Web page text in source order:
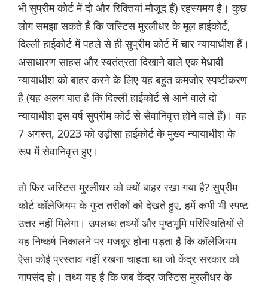
भी सुप्रीम कोर्ट में दो और रिक्तियां मौजूद हैं) रहस्यमय है। कुछ
लोग समझा सकते हैं कि जस्टिस मुरलीधर के मूल हाईकोर्ट,
दिल्ली हाईकोर्ट में पहले से ही सुप्रीम कोर्ट में चार न्यायाधीश हैं।
असाधारण साहस और स्वतंत्रता दिखाने वाले एक मेधावी
न्यायाधीश को बाहर करने के लिए यह बहुत कमजोर स्पष्टीकरण
है (यह अलग बात है कि दिल्ली हाईकोर्ट से आने वाले दो
न्यायाधीश इस वर्ष सुप्रीम कोर्ट से सेवानिवृत्त होने वाले हैं)। वह
7 अगस्त, 2023 को उड़ीसा हाईकोर्ट के मुख्य न्यायाधीश के
रूप में सेवानिवृत्त हुए।
तो फिर जस्टिस मुरलीधर को क्यों बाहर रखा गया है? सुप्रीम
कोर्ट कॉलेजियम के गुप्त तरीकों को देखते हुए, हमें कभी भी स्पष्ट
उत्तर नहीं मिलेगा। उपलब्ध तथ्यों और पृष्ठभूमि परिस्थितियों से
यह निष्कर्ष निकालने पर मजबूर होना पड़ता है कि कॉलेजियम
ऐसा कोई प्रस्ताव नहीं रखना चाहता था जो केंद्र सरकार को
नापसंद हो। तथ्य यह है कि जब केंद्र जस्टिस मुरलीधर के